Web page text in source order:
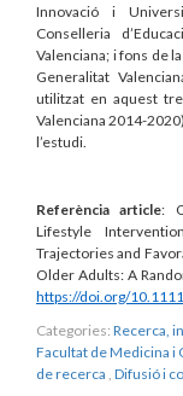
Innovació i
Conselleria
Valenciana; i fons de
Generalitat
utilitzat en aquest
Valenciana 2014-
l’estudi.
Referència article:
Lifestyle
Trajectories and
Older Adults: A
https://doi.org/
Categories: Recerca,
Facultat de Medicina i
de recerca Difusió i